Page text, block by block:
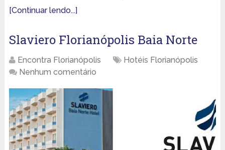
[Continuar lendo...]
Slaviero Florianópolis Baia Norte
Encontra Florianópolis
Hotéis Florianópolis
Nenhum comentário